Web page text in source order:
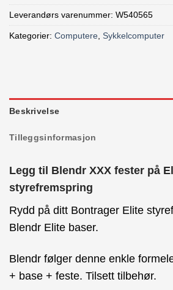
Leverandørs varenummer: W540565
Kategorier: Computere, Sykkelcomputer
Beskrivelse
Tilleggsinformasjon
Legg til Blendr XXX fester på
styrefremspring
Rydd på ditt Bontrager Elite
Blendr Elite baser.
Blendr følger denne enkle
+ base + feste. Tilsett tilbehør.